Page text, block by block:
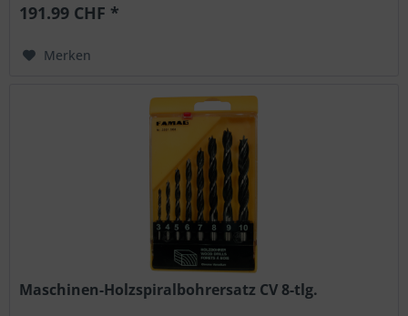
191.99 CHF *
Merken
Maschinen-Holzspiralbohrersatz CV 8-tlg.